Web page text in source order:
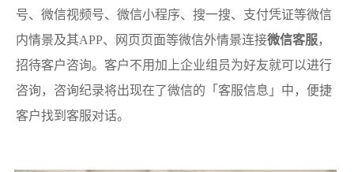
号、微信视频号、微信小程序、搜一搜、支付凭证等微信
内情景及其APP、网页页面等微信外情景连接微信客服，
招待客户咨询。客户不用加上企业组员为好友就可以进行
咨询，咨询纪录将出现在了微信的「客服信息」中，便捷
客户找到客服对话。